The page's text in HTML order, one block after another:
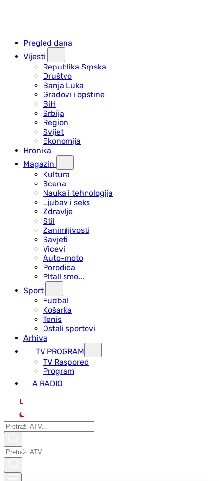
Pregled dana
Vijesti
Republika Srpska
Društvo
Banja Luka
Gradovi i opštine
BiH
Srbija
Region
Svijet
Ekonomija
Hronika
Magazin
Kultura
Scena
Nauka i tehnologija
Ljubav i seks
Zdravlje
Stil
Zanimljivosti
Savjeti
Vicevi
Auto-moto
Porodica
Pitali smo...
Sport
Fudbal
Košarka
Tenis
Ostali sportovi
Arhiva
TV PROGRAM
ТV Raspored
Program
A RADIO
L